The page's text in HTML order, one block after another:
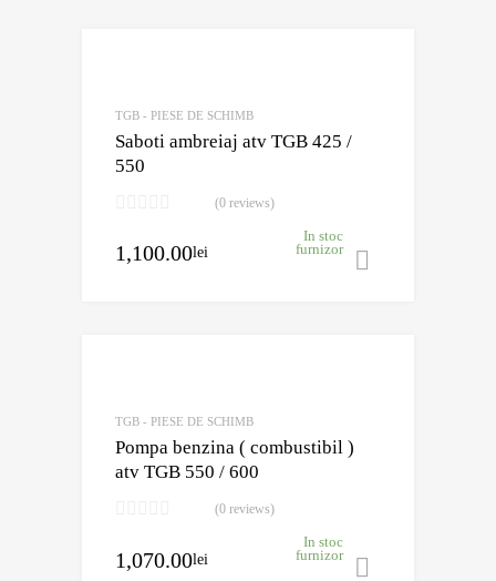
TGB - PIESE DE SCHIMB
Saboti ambreiaj atv TGB 425 /
550
(0 reviews)
1,100.00lei
In stoc
furnizor
TGB - PIESE DE SCHIMB
Pompa benzina ( combustibil )
atv TGB 550 / 600
(0 reviews)
1,070.00lei
In stoc
furnizor